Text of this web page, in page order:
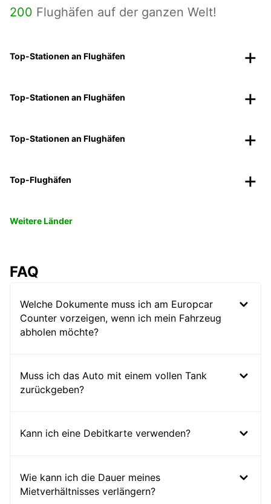
200 Flughäfen auf der ganzen Welt!
Top-Stationen an Flughäfen
Top-Stationen an Flughäfen
Top-Stationen an Flughäfen
Top-Flughäfen
Weitere Länder
FAQ
Welche Dokumente muss ich am Europcar
Counter vorzeigen, wenn ich mein Fahrzeug
abholen möchte?
Muss ich das Auto mit einem vollen Tank
zurückgeben?
Kann ich eine Debitkarte verwenden?
Wie kann ich die Dauer meines
Mietverhältnisses verlängern?